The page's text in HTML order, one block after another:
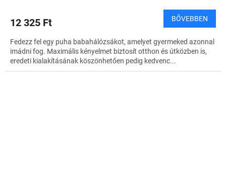
12 325 Ft BŐVEBBEN
Fedezz fel egy puha babahálózsákot, amelyet gyermeked azonnal
imádni fog. Maximális kényelmet biztosít otthon és útközben is,
eredeti kialakításának köszönhetően pedig kedvenc...